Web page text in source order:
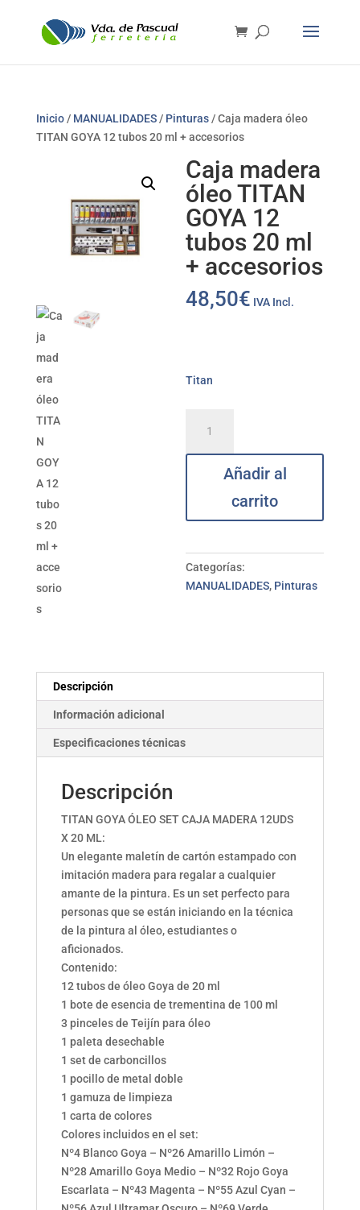
Inicio/ MANUALIDADES/ Pinturas/ Caja madera óleo
TITAN GOYA 12 tubos 20 ml + accesorios
Caja madera
óleo TITAN
GOYA 12
tubos 20 ml
+ accesorios
48,50€ IVA Incl.
Titan
madera
óleo
ml
+
Añadir al
carrito
Categorías:
MANUALIDADES, Pinturas
Descripción
Información adicional
Especificaciones técnicas
Descripción
TITAN GOYA ÓLEO SET CAJA MADERA 12UDS
X 20 ML:
Un elegante maletín de cartón estampado con
imitación madera para regalar a cualquier
amante de la pintura. Es un set perfecto para
personas que se están iniciando en la técnica
de la pintura al óleo, estudiantes o
aficionados.
Contenido:
12 tubos de óleo Goya de 20 ml
1 bote de esencia de trementina de 100 ml
3 pinceles de Teijín para óleo
1 paleta desechable
1 set de carboncillos
1 pocillo de metal doble
1 gamuza de limpieza
1 carta de colores
Colores incluidos en el set:
Nº4 Blanco Goya – Nº26 Amarillo Limón –
Nº28 Amarillo Goya Medio – Nº32 Rojo Goya
Escarlata – Nº43 Magenta – Nº55 Azul Cyan –